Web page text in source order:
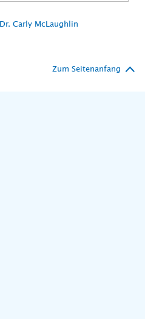
Dr. Carly McLaughlin
Zum Seitenanfang